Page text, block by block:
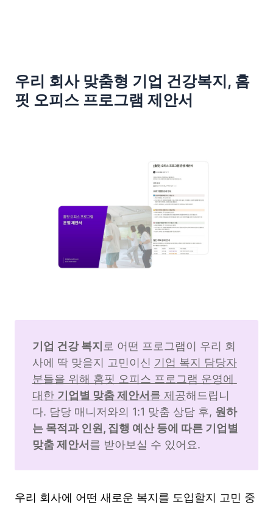
우리 회사 맞춤형 기업 건강복지, 홈
핏 오피스 프로그램 제안서
기업 건강 복지 로 어떤 프로그램이 우리 회
사에 딱 맞을지 고민이신 기업 복지 담당자
분들을 위해 홈핏 오피스 프로그램 운영에
대한 기업별 맞춤 제안서 를 제공해드립니
다. 담당 매니저와의 1:1 맞춤 상담 후, 원하
는 목적과 인원, 집행 예산 등에 따른 기업별
맞춤 제안서 를 받아보실 수 있어요.
우리 회사에 어떤 새로운 복지를 도입할지 고민 중